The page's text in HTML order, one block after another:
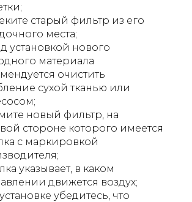
старый фильтр из его
места;
установкой нового
материала
очистить
сухой тканью или
новый фильтр, на
стороне которого имеется
с маркировкой
указывает, в каком
движется воздух;
убедитесь, что